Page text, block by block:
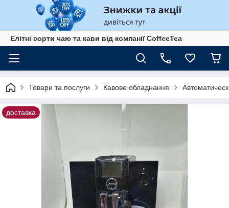
Елітні сорти чаю та кави від компанії CoffeeTea
Товари та послуги Кавове обладнання
доставка